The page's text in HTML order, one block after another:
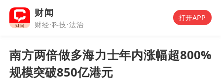
财闻
财经·科技·法治
打开APP
南方两倍做多海力士年内涨幅超800%
规模突破850亿港元